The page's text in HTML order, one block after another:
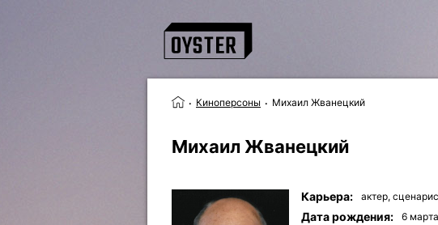
Киноперсоны Михаил Жванецкий
Михаил Жванецкий
Карьера: актер,
Дата рождения: 6